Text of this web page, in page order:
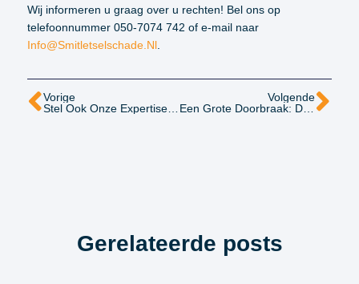
Wij informeren u graag over u rechten! Bel ons op
telefoonnummer 050-7074 742 of e-mail naar
Info@smitletselschade.nl.
Vorige
Stel Ook Onze Expertise Op De Proef Op Rechtswinkel!
Volgende
Een Grote Doorbraak: De NAM Is Aansprakelijk Voor Immateriële Schade Door Aardbevingen
Gerelateerde posts